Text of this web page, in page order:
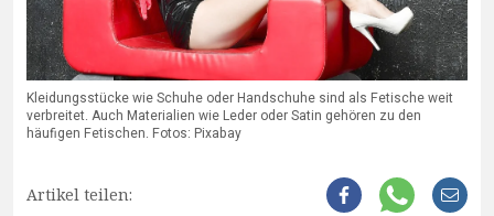
Kleidungsstücke wie Schuhe oder Handschuhe sind als Fetische weit
verbreitet. Auch Materialien wie Leder oder Satin gehören zu den
häufigen Fetischen. Fotos: Pixabay
Artikel teilen: